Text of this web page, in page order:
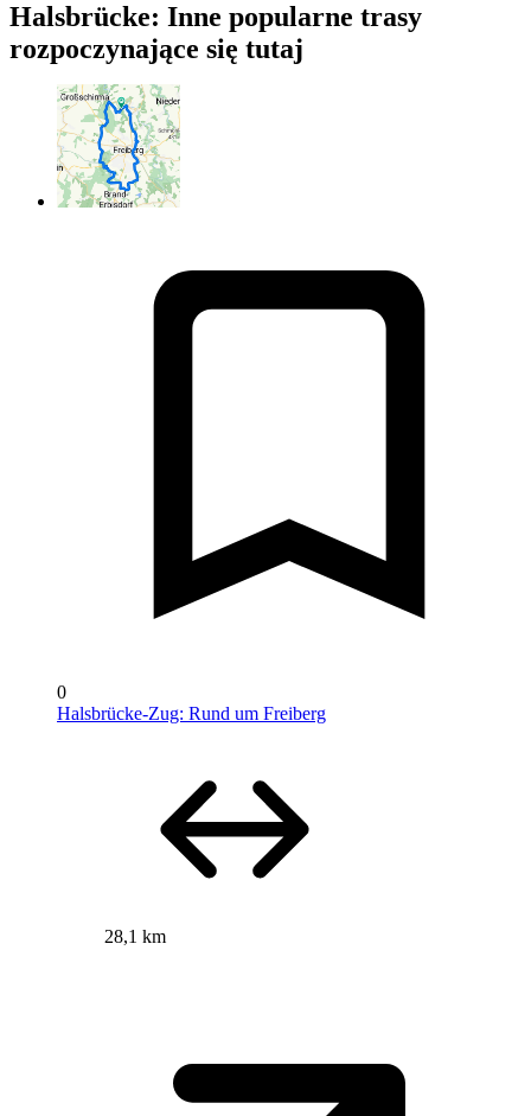
Halsbrücke: Inne popularne trasy
rozpoczynające się tutaj
0
Halsbrücke-Zug: Rund um Freiberg
28,1 km